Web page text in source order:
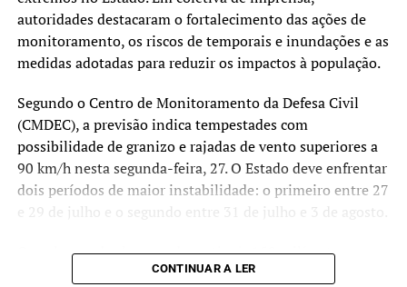
autoridades destacaram o fortalecimento das ações de
monitoramento, os riscos de temporais e inundações e as
medidas adotadas para reduzir os impactos à população.
Segundo o Centro de Monitoramento da Defesa Civil
(CMDEC), a previsão indica tempestades com
possibilidade de granizo e rajadas de vento superiores a
90 km/h nesta segunda-feira, 27. O Estado deve enfrentar
dois períodos de maior instabilidade: o primeiro entre 27
e 29 de julho e o segundo entre 31 de julho e 3 de agosto.
Os volumes de chuva podem atingir 150 milímetros em
apenas 24 horas em regiões como Centro, Oeste, Vales,
CONTINUAR A LER